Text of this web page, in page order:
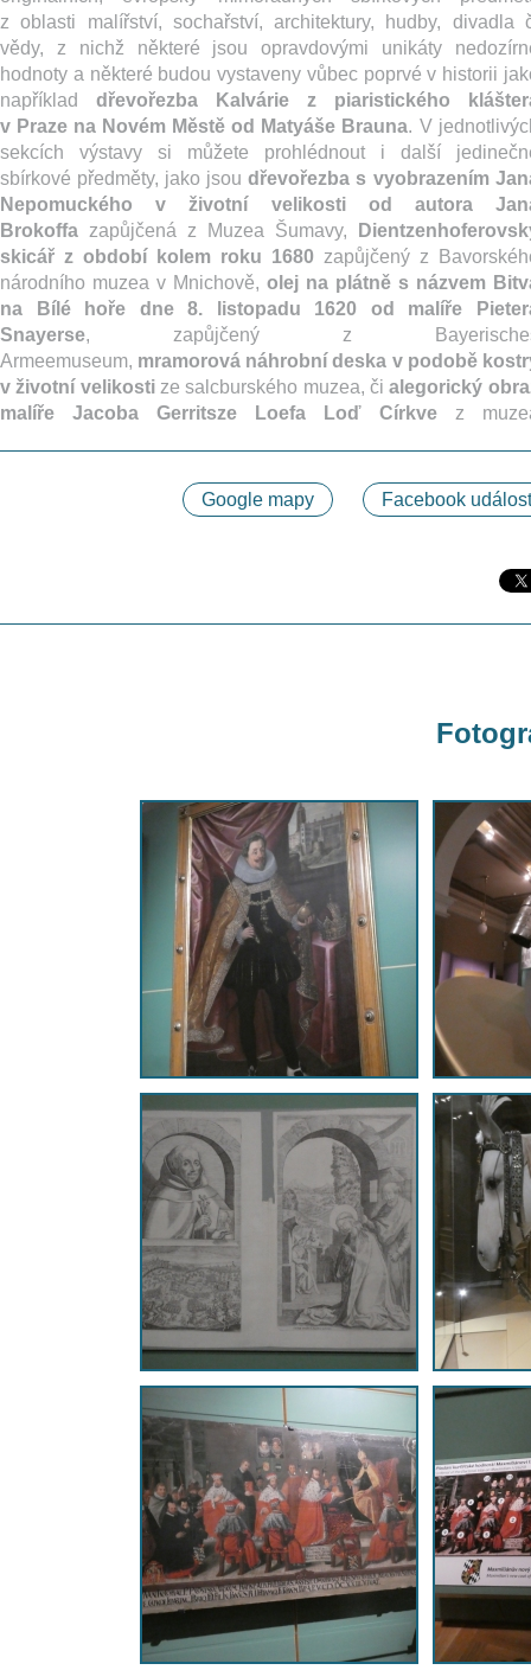
z oblasti malířství, sochařství, architektury, hudby, divadla
vědy, z nichž některé jsou opravdovými unikáty
hodnoty a některé budou vystaveny vůbec poprvé v historii
například dřevořezba Kalvárie z piaristického
v Praze na Novém Městě od Matyáše Brauna. V
sekcích výstavy si můžete prohlédnout i další
sbírkové předměty, jako jsou dřevořezba s vyobrazením
Nepomuckého v životní velikosti od autora
Brokoffa zapůjčená z Muzea Šumavy,
skicář z období kolem roku 1680 zapůjčený z
národního muzea v Mnichově, olej na plátně s názvem
na Bílé hoře dne 8. listopadu 1620 od malíře
Snayerse, zapůjčený z
Armeemuseum, mramorová náhrobní deska v podobě
v životní velikosti ze salcburského muzea, či alegorický
malíře Jacoba Gerritsze Loefa Loď Církve z
Google mapy Facebook